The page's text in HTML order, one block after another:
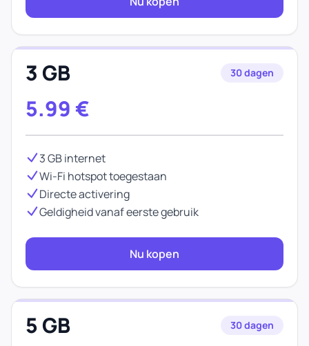
3 GB 30 dagen
5.99 €
3 GB internet
Wi-Fi hotspot toegestaan
Directe activering
Geldigheid vanaf eerste gebruik
Nu kopen
5 GB 30 dagen